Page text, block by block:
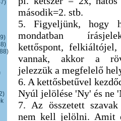
második=2. stb.
5. Figyeljünk, hogy
mondatban
kettőspont,
vannak, akkor a
jelezzük a megfelelő
6. A kettősbetűvel
Nyúl jelölése 'Ny' és ne
7. Az összetett
nem kell jelölni. Amit